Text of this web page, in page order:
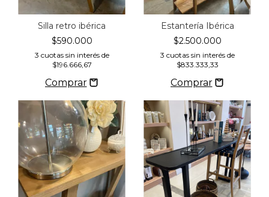
Silla retro ibérica
$590.000
3 cuotas sin interés de
$196.666,67
Estantería Ibérica
$2.500.000
3 cuotas sin interés de
$833.333,33